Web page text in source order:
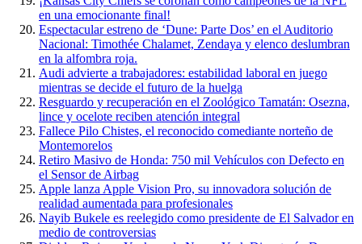
en una emocionante final!
Espectacular estreno de ‘Dune: Parte Dos’ en el Auditorio
Nacional: Timothée Chalamet, Zendaya y elenco deslumbran
en la alfombra roja.
Audi advierte a trabajadores: estabilidad laboral en juego
mientras se decide el futuro de la huelga
Resguardo y recuperación en el Zoológico Tamatán: Osezna,
lince y ocelote reciben atención integral
Fallece Pilo Chistes, el reconocido comediante norteño de
Montemorelos
Retiro Masivo de Honda: 750 mil Vehículos con Defecto en
el Sensor de Airbag
Apple lanza Apple Vision Pro, su innovadora solución de
realidad aumentada para profesionales
Nayib Bukele es reelegido como presidente de El Salvador en
medio de controversias